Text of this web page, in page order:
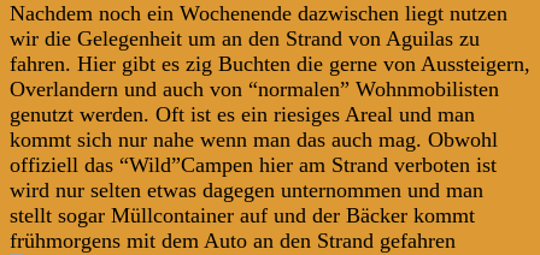
Nachdem noch ein Wochenende dazwischen liegt nutzen
wir die Gelegenheit um an den Strand von Aguilas zu
fahren. Hier gibt es zig Buchten die gerne von Aussteigern,
Overlandern und auch von “normalen” Wohnmobilisten
genutzt werden. Oft ist es ein riesiges Areal und man
kommt sich nur nahe wenn man das auch mag. Obwohl
offiziell das “Wild”Campen hier am Strand verboten ist
wird nur selten etwas dagegen unternommen und man
stellt sogar Müllcontainer auf und der Bäcker kommt
frühmorgens mit dem Auto an den Strand gefahren